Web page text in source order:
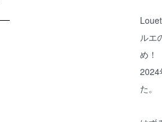
ルエ
め！
2024
た。